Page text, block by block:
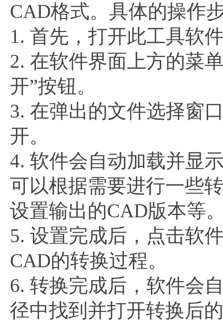
CAD格式。具体的操作
1. 首先，打开此工具软
2. 在软件界面上方的菜
开”按钮。
3. 在弹出的文件选择窗
开。
4. 软件会自动加载并显
可以根据需要进行一些
设置输出的CAD版本等
5. 设置完成后，点击软
CAD的转换过程。
6. 转换完成后，软件会
径中找到并打开转换后